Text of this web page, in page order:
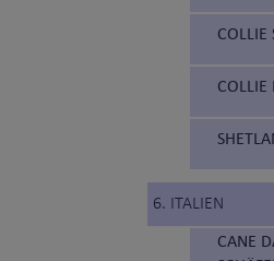
COLLIE
COLLIE
6. ITALIEN
CANE